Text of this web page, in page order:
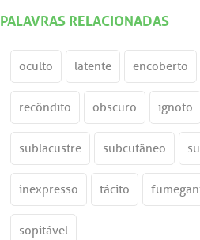
PALAVRAS RELACIONADAS
oculto latente encoberto
recôndito obscuro ignoto
sublacustre subcutâneo
inexpresso tácito
sopitável